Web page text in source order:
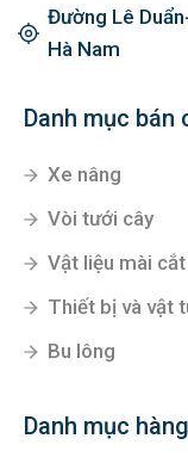
Đường Lê
Hà Nam
Danh mục bán
Xe nâng
Vòi tưới cây
Vật liệu mài cắt
Thiết bị và vật
Bu lông
Danh mục